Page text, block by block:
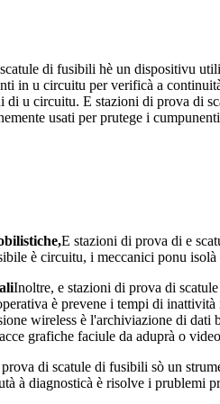
di fusibili hè un dispositivu
in u circuitu per verificà a
di u circuitu. E stazioni di prova di
usati per prutege i
E stazioni di prova di e
è circuitu, i meccanici ponu
Inoltre, e stazioni di prova di
è prevene i tempi di
wireless è l'archiviazione di
grafiche faciule da aduprà o
di scatule di fusibili sò un
à diagnosticà è risolve i prublemi